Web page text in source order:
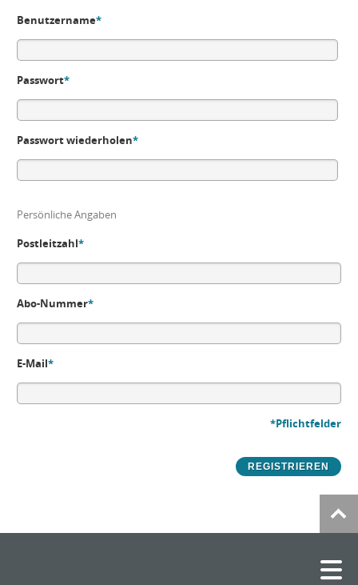
Benutzername*
Passwort*
Passwort wiederholen*
Persönliche Angaben
Postleitzahl*
Abo-Nummer*
E-Mail*
*Pflichtfelder